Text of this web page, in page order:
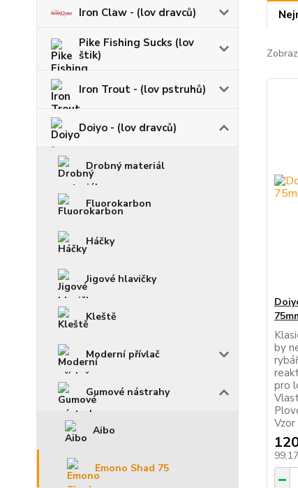
Iron Claw - (lov dravců)
Pike Fishing Sucks (lov
štik)
Iron Trout - (lov pstruhů)
Doiyo - (lov dravců)
Drobný materiál
Fluorokarbon
Háčky
Jigové hlavičky
Kleště
Moderní přívlač
Gumové nástrahy
Aibo
Emono Shad 75
by
pro
Vzor